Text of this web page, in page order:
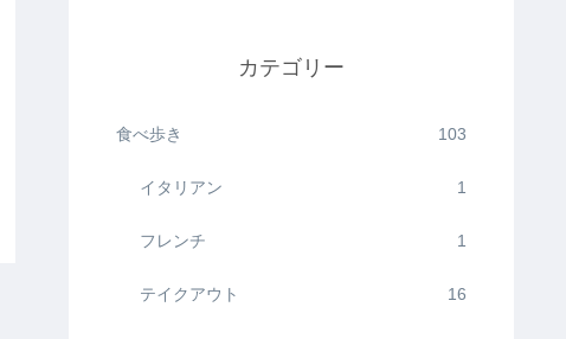
カテゴリー
食べ歩き 103
イタリアン 1
フレンチ 1
テイクアウト 16